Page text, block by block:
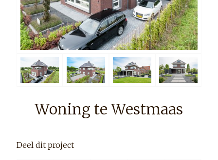
Woning te Westmaas
Deel dit project